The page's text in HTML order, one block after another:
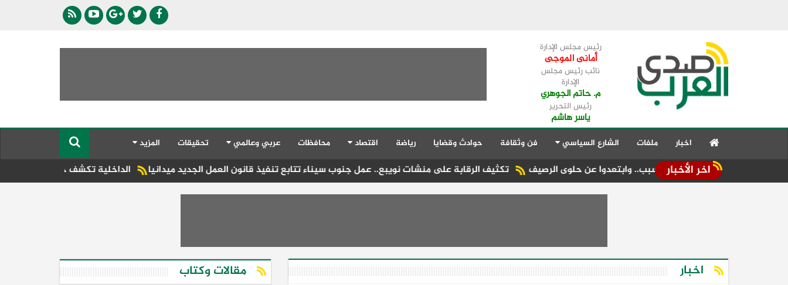
رئيس مجلس الإدارة
أمانى الموجى
نائب رئيس مجلس
الإدارة
م. حاتم الجوهري
رئيس التحرير
ياسر هاشم
اخبار ملفات الشارع السياسي فن وثقافة حوادث وقضايا رياضة اقتصاد محافظات عربي وعالمي تحقيقات المزيد
اخر الأخبار الداخلية تكشف حقيقة ادعاءات سيدة ضد سائق تكثيف الرقابة على منشات نويبع.. عمل جنوب سيناء تتابع تنفيذ قانون العمل الجديد ميدانيا مبكراً لهذا السبب.. وابتعدوا عن حلوى الرصيف
اخبار مقالات وكتاب